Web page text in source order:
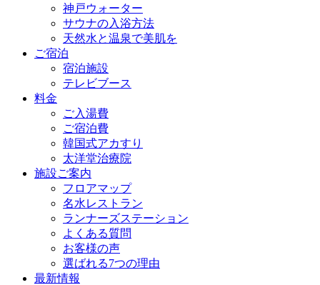
神戸ウォーター
サウナの入浴方法
天然水と温泉で美肌を
ご宿泊
宿泊施設
テレビブース
料金
ご入湯費
ご宿泊費
韓国式アカすり
太洋堂治療院
施設ご案内
フロアマップ
名水レストラン
ランナーズステーション
よくある質問
お客様の声
選ばれる7つの理由
最新情報